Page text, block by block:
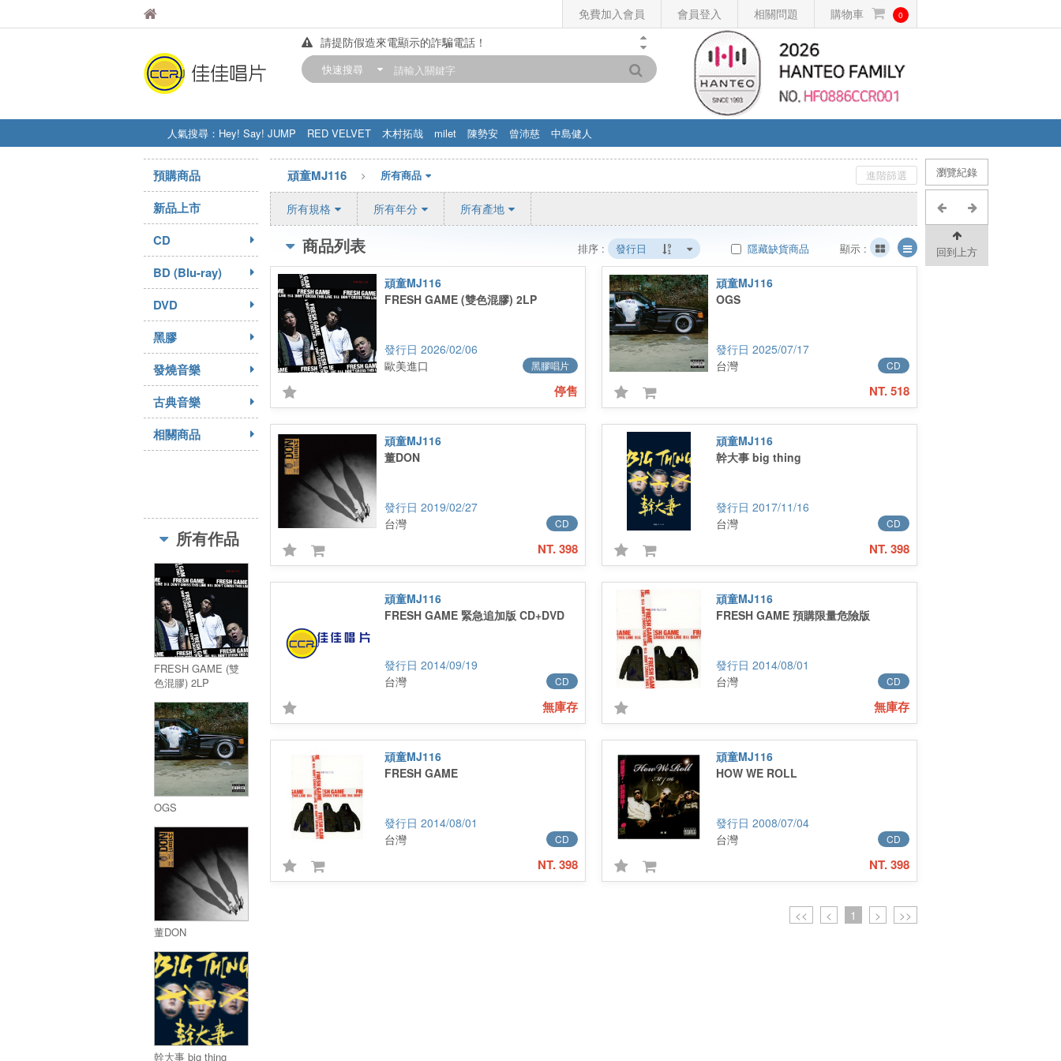
免費加入會員 會員登入 相關問題 購物車 0
佳佳唱片
請提防假造來電顯示的詐騙電話！
【中華門市營業時間調整公告】
快速搜尋
人氣搜尋： Hey! Say! JUMP RED VELVET 木村拓哉 milet 陳勢安 曾沛慈
中島健人
STRAY KIDS
盧廣仲 周杰伦
瀏覽紀錄
回到上方
預購商品
新品上市
CD
BD (Blu-ray)
DVD
黑膠
發燒音樂
古典音樂
相關商品
所有作品
FRESH GAME (雙
色混膠) 2LP
OGS
董DON
幹大事 big thing
進階篩選
頑童MJ116 所有商品
所有規格 所有年分 所有產地
排序 : 發行日 隱藏缺貨商品 顯示 :
商品列表
頑童MJ116
FRESH GAME (雙色混膠) 2LP
2026/02/06
黑膠唱片
歐美進口
停售
頑童MJ116
OGS
2025/07/17
CD
台灣
NT. 518
頑童MJ116
董DON
2019/02/27
CD
台灣
NT. 398
頑童MJ116
幹大事 big thing
2017/11/16
CD
台灣
NT. 398
頑童MJ116
FRESH GAME 緊急追加版 CD+DVD
2014/09/19
CD
台灣
無庫存
頑童MJ116
FRESH GAME 預購限量危險版
2014/08/01
CD
台灣
無庫存
頑童MJ116
FRESH GAME
2014/08/01
CD
台灣
NT. 398
頑童MJ116
HOW WE ROLL
2008/07/04
CD
台灣
NT. 398
<< < 1 > >>